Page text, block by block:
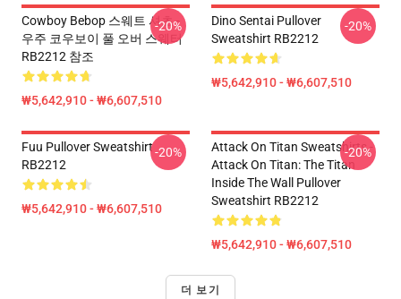
Cowboy Bebop 스웨트 셔츠 -
우주 코우보이 풀 오버 스웨터
RB2212 참조
₩5,642,910 - ₩6,607,510
-20%
Dino Sentai Pullover
Sweatshirt RB2212
₩5,642,910 - ₩6,607,510
-20%
Fuu Pullover Sweatshirt
RB2212
₩5,642,910 - ₩6,607,510
-20%
Attack On Titan Sweatshirts -
Attack On Titan: The Titan
Inside The Wall Pullover
Sweatshirt RB2212
₩5,642,910 - ₩6,607,510
-20%
더 보기